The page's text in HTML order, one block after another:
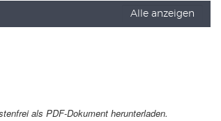
Alle anzeigen
als PDF-Dokument herunterladen.